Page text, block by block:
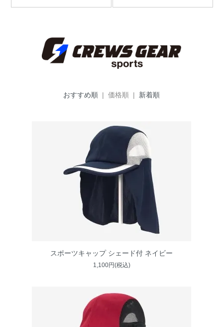
おすすめ順 | 価格順 | 新着順
スポーツキャップ シェード付 ネイビー
1,100円(税込)